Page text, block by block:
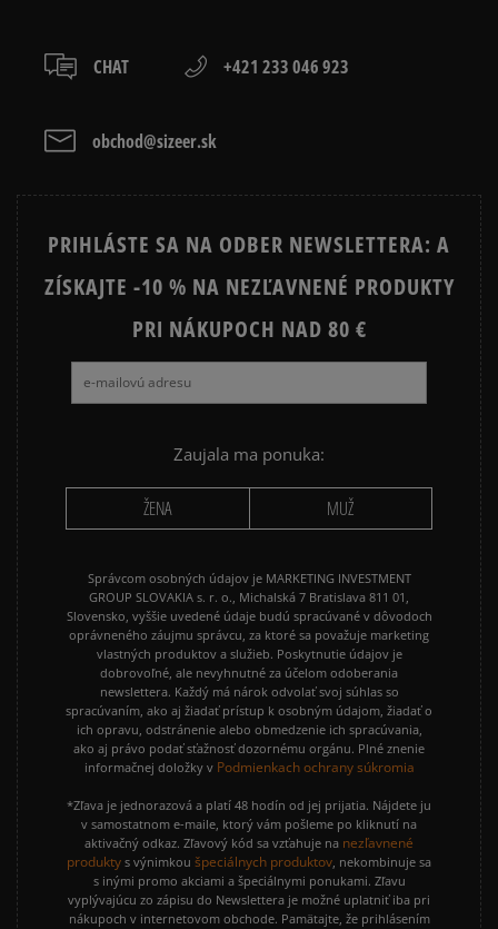
kartou,
CHAT +421 233 046 923
obchod@sizeer.sk
PRIHLÁSTE SA NA ODBER NEWSLETTERA: A
ZÍSKAJTE -10 % NA NEZĽAVNENÉ PRODUKTY
PRI NÁKUPOCH NAD 80 €
Zaujala ma ponuka:
ŽENA MUŽ
Správcom osobných údajov je MARKETING INVESTMENT
GROUP SLOVAKIA s. r. o., Michalská 7 Bratislava 811 01,
Slovensko, vyššie uvedené údaje budú spracúvané v dôvodoch
oprávneného záujmu správcu, za ktoré sa považuje marketing
vlastných produktov a služieb. Poskytnutie údajov je
dobrovoľné, ale nevyhnutné za účelom odoberania
newslettera. Každý má nárok odvolať svoj súhlas so
spracúvaním, ako aj žiadať prístup k osobným údajom, žiadať o
ich opravu, odstránenie alebo obmedzenie ich spracúvania,
ako aj právo podať sťažnosť dozornému orgánu. Plné znenie
informačnej doložky v Podmienkach ochrany súkromia
*Zľava je jednorazová a platí 48 hodín od jej prijatia. Nájdete ju
v samostatnom e-maile, ktorý vám pošleme po kliknutí na
aktivačný odkaz. Zľavový kód sa vzťahuje na nezľavnené
produkty s výnimkou špeciálnych produktov, nekombinuje sa
s inými promo akciami a špeciálnymi ponukami. Zľavu
vyplývajúcu zo zápisu do Newslettera je možné uplatniť iba pri
nákupoch v internetovom obchode. Pamätajte, že prihlásením